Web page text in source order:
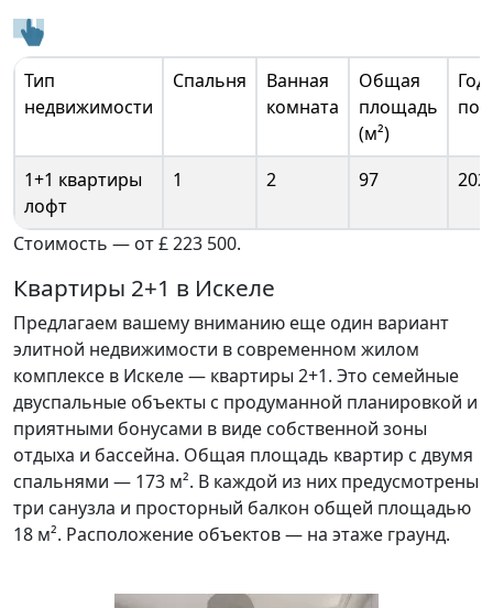
Тип
недвижимости
Спальня
Ванная
комната
Общая
площадь
(м²)
Год
1+1 квартиры
лофт
1 2 97
Стоимость — от £ 223 500.
Квартиры 2+1 в Искеле
Предлагаем вашему вниманию еще один вариант
элитной недвижимости в современном жилом
комплексе в Искеле — квартиры 2+1. Это семейные
двуспальные объекты с продуманной планировкой и
приятными бонусами в виде собственной зоны
отдыха и бассейна. Общая площадь квартир с двумя
спальнями — 173 м². В каждой из них предусмотрены
три санузла и просторный балкон общей площадью
18 м². Расположение объектов — на этаже граунд.